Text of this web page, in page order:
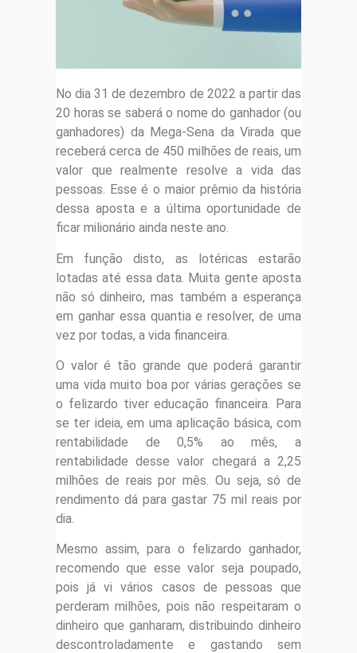
No dia 31 de dezembro de 2022 a partir das
20 horas se saberá o nome do ganhador (ou
ganhadores) da Mega-Sena da Virada que
receberá cerca de 450 milhões de reais, um
valor que realmente resolve a vida das
pessoas. Esse é o maior prêmio da história
dessa aposta e a última oportunidade de
ficar milionário ainda neste ano.
Em função disto, as lotéricas estarão
lotadas até essa data. Muita gente aposta
não só dinheiro, mas também a esperança
em ganhar essa quantia e resolver, de uma
vez por todas, a vida financeira.
O valor é tão grande que poderá garantir
uma vida muito boa por várias gerações se
o felizardo tiver educação financeira. Para
se ter ideia, em uma aplicação básica, com
rentabilidade de 0,5% ao mês, a
rentabilidade desse valor chegará a 2,25
milhões de reais por mês. Ou seja, só de
rendimento dá para gastar 75 mil reais por
dia.
Mesmo assim, para o felizardo ganhador,
recomendo que esse valor seja poupado,
pois já vi vários casos de pessoas que
perderam milhões, pois não respeitaram o
dinheiro que ganharam, distribuindo dinheiro
descontroladamente e gastando sem